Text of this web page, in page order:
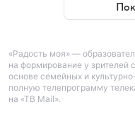
«Радость моя» —
на формирование у зрителей
основе семейных и
полную телепрограмму
на «ТВ Mail».